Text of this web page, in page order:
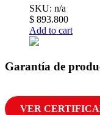
SKU: n/a
$ 893.800
Add to cart
Garantía de
VER